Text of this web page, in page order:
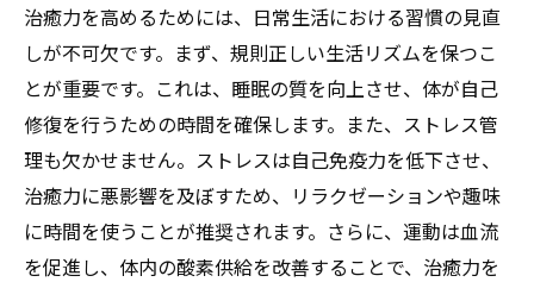
法
ストレスのメカニズムと治癒力の関係
マインドフルネスによるストレス軽減法
心の健康を保つためのリラクゼーション法
音楽療法とその効果
ストレスを和らげるための自然療法
感情のリリースと治癒力
治癒力を高めるためには、日常生活における習慣の見直
しが不可欠です。まず、規則正しい生活リズムを保つこ
とが重要です。これは、睡眠の質を向上させ、体が自己
修復を行うための時間を確保します。また、ストレス管
理も欠かせません。ストレスは自己免疫力を低下させ、
治癒力に悪影響を及ぼすため、リラクゼーションや趣味
に時間を使うことが推奨されます。さらに、運動は血流
を促進し、体内の酸素供給を改善することで、治癒力を